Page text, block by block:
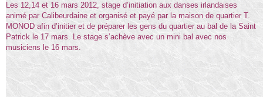
Les 12,14 et 16 mars 2012, stage d’initiation aux danses irlandaises
animé par Calibeurdaine et organisé et payé par la maison de quartier T.
MONOD afin d’initier et de préparer les gens du quartier au bal de la Saint
Patrick le 17 mars. Le stage s’achève avec un mini bal avec nos
musiciens le 16 mars.